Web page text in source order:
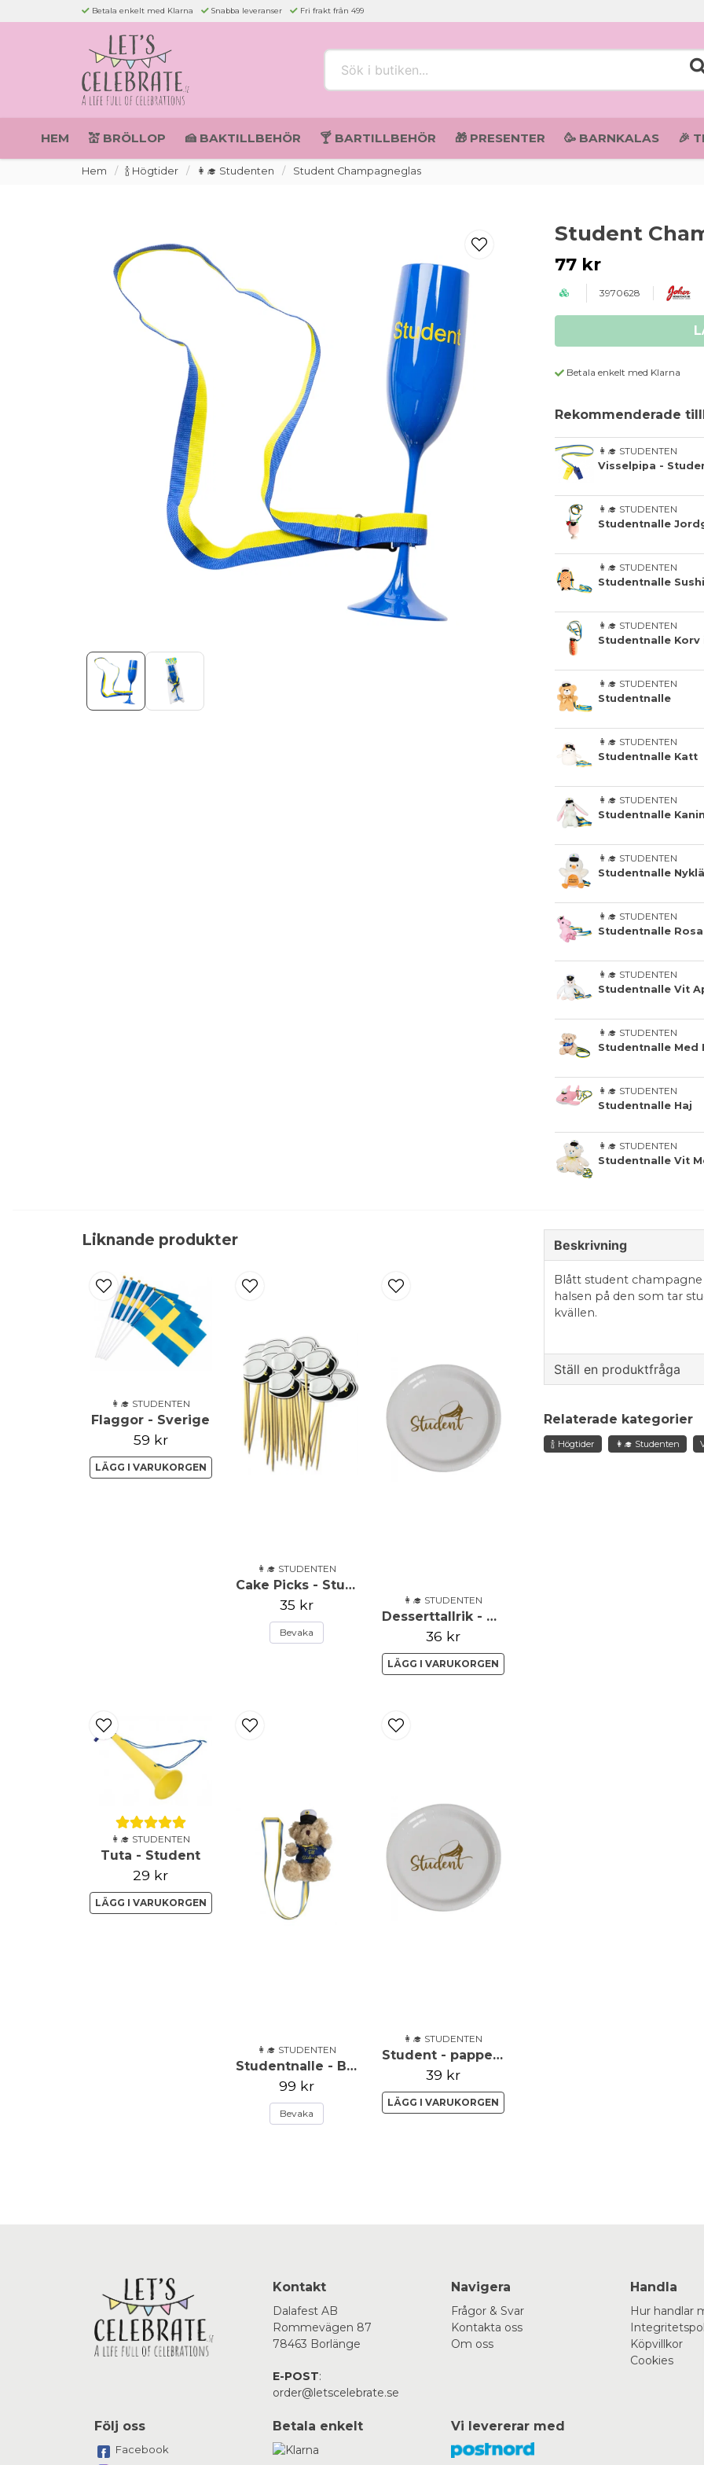
Betala enkelt med Klarna Snabba leveranser Fri frakt från 499
HEM 💒 BRÖLLOP 🍰 BAKTILLBEHÖR 🍸 BARTILLBEHÖR 🎁 PRESENTER 🥳 BARNKALAS 🎉
Hem 🍾 Högtider 👩‍🎓 Studenten Student Champagneglas
Student
77 kr
3970628
Betala enkelt med Klarna
Rekommenderade
👩‍🎓 STUDENTEN
Visselpipa -
👩‍🎓 STUDENTEN
Studentnalle
👩‍🎓 STUDENTEN
Studentnalle Sushi
👩‍🎓 STUDENTEN
Studentnalle Korv
👩‍🎓 STUDENTEN
Studentnalle
👩‍🎓 STUDENTEN
Studentnalle Katt
👩‍🎓 STUDENTEN
Studentnalle Kanin
👩‍🎓 STUDENTEN
Studentnalle
👩‍🎓 STUDENTEN
Studentnalle
👩‍🎓 STUDENTEN
Studentnalle Vit
👩‍🎓 STUDENTEN
Studentnalle Med
👩‍🎓 STUDENTEN
Studentnalle Haj
👩‍🎓 STUDENTEN
Studentnalle Vit
Liknande produkter
👩‍🎓 STUDENTEN
Flaggor - Sverige
59 kr
LÄGG I VARUKORGEN
👩‍🎓 STUDENTEN
Cake Picks - Studentmössa
35 kr
Bevaka
👩‍🎓 STUDENTEN
Desserttallrik - Student
36 kr
LÄGG I VARUKORGEN
👩‍🎓 STUDENTEN
Tuta - Student
29 kr
LÄGG I VARUKORGEN
👩‍🎓 STUDENTEN
Studentnalle - Beige med tröja
99 kr
Bevaka
👩‍🎓 STUDENTEN
Student - papperstallrik - 8 pack
39 kr
LÄGG I VARUKORGEN
Beskrivning
Blått student
halsen på den som tar
kvällen.
Ställ en produktfråga
Fråga oss något om
Relaterade kategorier
🍾 Högtider 👩‍🎓 Studenten
Kontakt
Dalafest AB
Rommevägen 87
78463 Borlänge
E-POST:
order@letscelebrate.se
Navigera
Frågor & Svar
Kontakta oss
Om oss
Handla
Hur handlar
Köpvillkor
Cookies
Följ oss
Facebook
Betala enkelt Vi levererar med